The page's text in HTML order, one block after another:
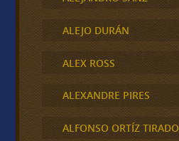
ALEJO DURÁN
ALEX ROSS
ALEXANDRE PIRES
ALFONSO ORTÍZ TIRADO